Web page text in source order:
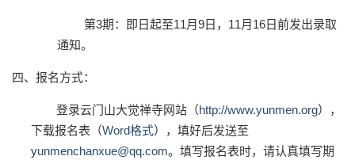
第3期：即日起至11月9日， 11月 16日前发出录取
通知。
四、报名方式：
登录云门山大觉禅寺网站（http://www.yunmen.org），
下载报名表（Word格式），填好后发送至
yunmenchanxue@qq.com。填写报名表时，请认真填写期